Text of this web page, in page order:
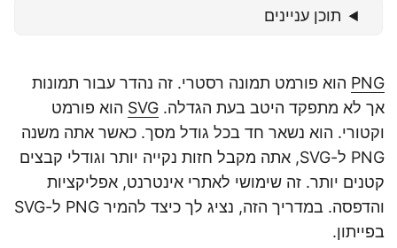
תוכן עניינים
PNG הוא פורמט תמונה רסטרי. זה נהדר עבור תמונות
אך לא מתפקד היטב בעת הגדלה. SVG הוא פורמט
וקטורי. הוא נשאר חד בכל גודל מסך. כאשר אתה משנה
PNG ל-SVG, אתה מקבל חזות נקייה יותר וגודלי קבצים
קטנים יותר. זה שימושי לאתרי אינטרנט, אפליקציות
והדפסה. במדריך הזה, נציג לך כיצד להמיר PNG ל-SVG
בפייתון.